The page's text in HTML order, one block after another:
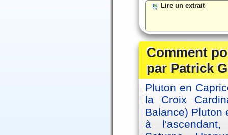
Lire un extrait
Comment
par Patrick
Pluton en
la Croix
Balance) Pluton
à